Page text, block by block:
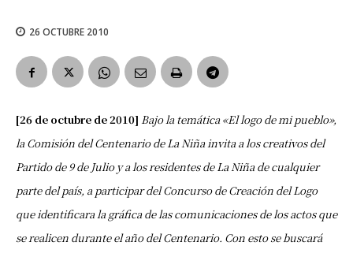
26 OCTUBRE 2010
[26 de octubre de 2010] Bajo la temática «El logo de mi pueblo»,
la Comisión del Centenario de La Niña invita a los creativos del
Partido de 9 de Julio y a los residentes de La Niña de cualquier
parte del país, a participar del Concurso de Creación del Logo
que identificara la gráfica de las comunicaciones de los actos que
se realicen durante el año del Centenario. Con esto se buscará